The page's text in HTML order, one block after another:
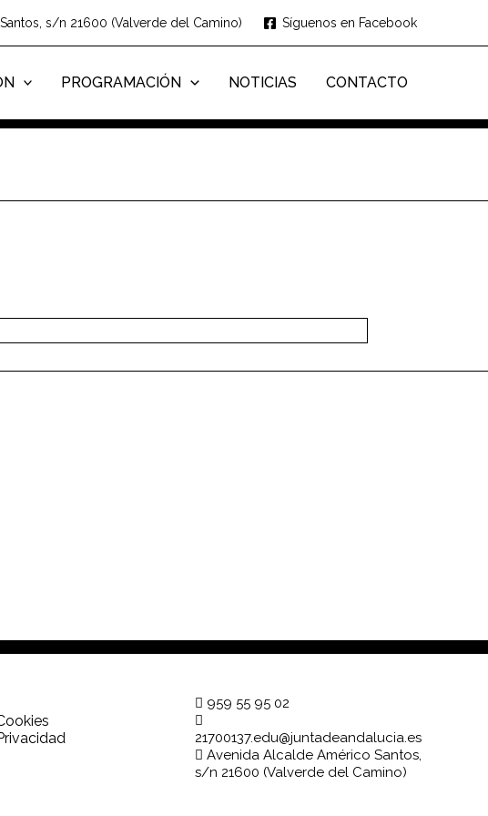
s/n 21600 (Valverde del Camino) Síguenos en Facebook
PROGRAMACIÓN NOTICIAS CONTACTO
959 55 95 02
21700137.edu@juntadeandalucia.es
Avenida Alcalde Américo Santos,
s/n 21600 (Valverde del Camino)